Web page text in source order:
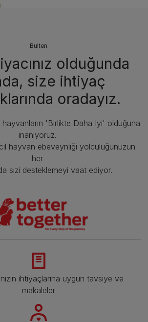
Bülten
olduğunda
size ihtiyaç
oradayız.
hayvanların 'Birlikte Daha İyi' olduğuna
inanıyoruz.
hayvan ebeveynliği yolculuğunuzun
her
sizi desteklemeyi vaat ediyor.
ihtiyaçlarına uygun tavsiye ve
makaleler